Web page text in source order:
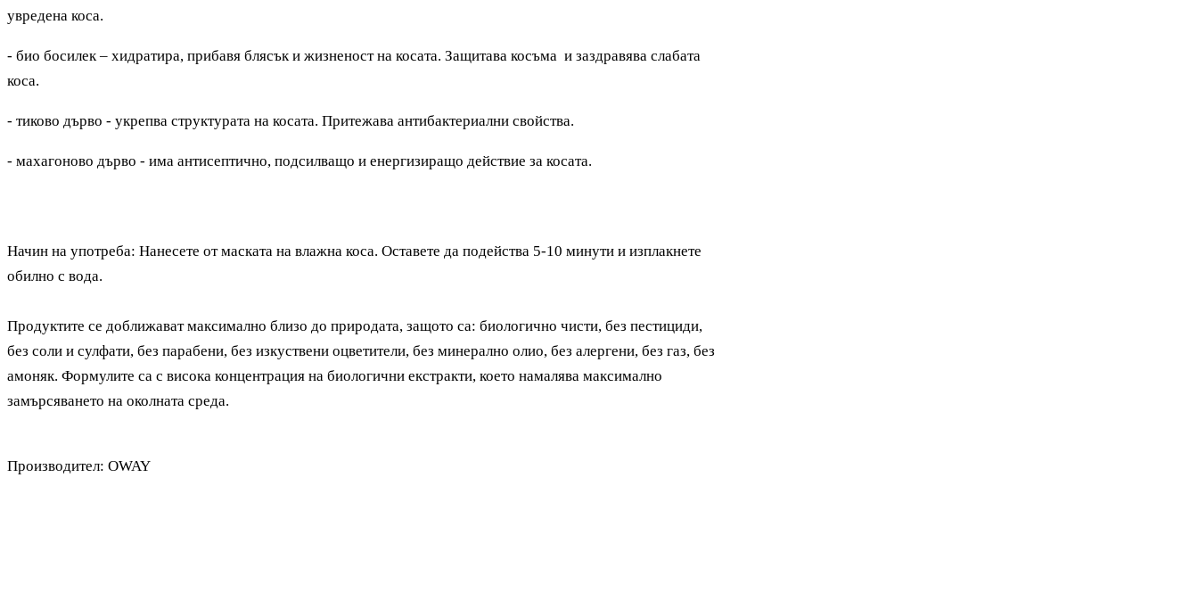
увредена коса.
- био босилек– хидратира, прибавя блясък и жизненост на косата. Защитава косъма и заздравява слабата
коса.
- тиково дърво - укрепва структурата на косата. Притежава антибактериални свойства.
- махагоново дърво - има антисептично, подсилващо и енергизиращо действие за косата.
Начин на употреба: Нанесете от маската на влажна коса. Оставете да подейства 5-10 минути и изплакнете
обилно с вода.
Продуктите се доближават максимално близо до природата, защото са: биологично чисти, без пестициди,
без соли и сулфати, без парабени, без изкуствени оцветители, без минерално олио, без алергени, без газ, без
амоняк. Формулите са с висока концентрация на биологични екстракти, което намалява максимално
замърсяването на околната среда.
Производител: OWAY